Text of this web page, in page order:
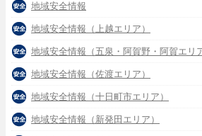
地域安全情報
地域安全情報（上越エリア）
地域安全情報（五泉・阿賀野・阿賀エリ
地域安全情報（佐渡エリア）
地域安全情報（十日町市エリア）
地域安全情報（新発田エリア）